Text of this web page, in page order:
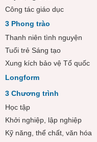
Công tác giáo dục
3 Phong trào
Thanh niên tình nguyện
Tuổi trẻ Sáng tạo
Xung kích bảo vệ Tổ quốc
Longform
3 Chương trình
Học tập
Khởi nghiệp, lập nghiệp
Kỹ năng, thể chất, văn hóa